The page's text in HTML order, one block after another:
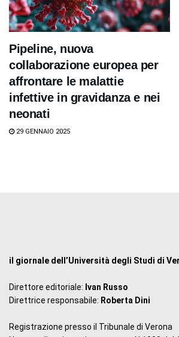
Pipeline, nuova
collaborazione europea per
affrontare le malattie
infettive in gravidanza e nei
neonati
29 GENNAIO 2025
il giornale dell’Università degli Studi di
Direttore editoriale: Ivan Russo
Direttrice responsabile: Roberta Dini
Registrazione presso il Tribunale di Verona